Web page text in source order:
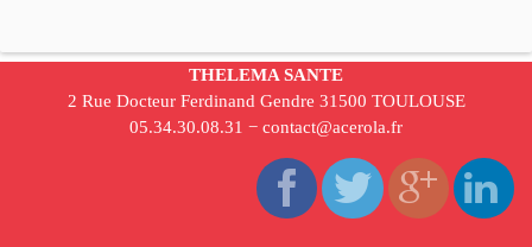
THELEMA SANTE
2 Rue Docteur Ferdinand Gendre 31500 TOULOUSE
05.34.30.08.31 − contact@acerola.fr